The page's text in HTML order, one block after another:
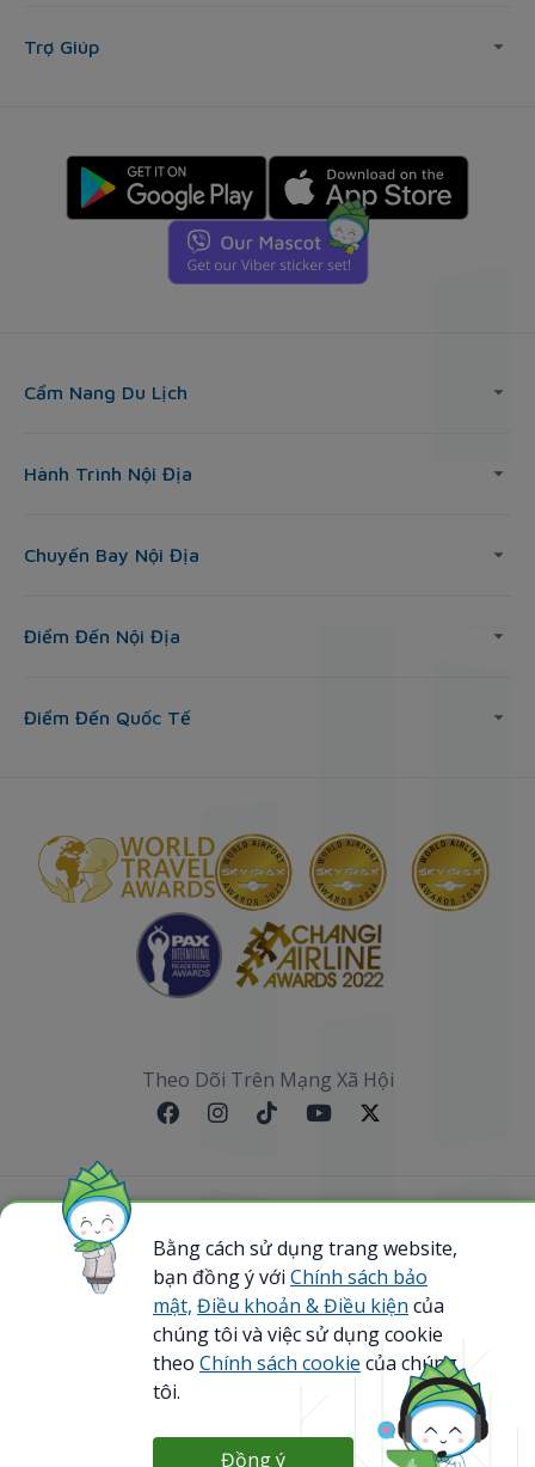
Trợ Giúp
Cẩm Nang Du Lịch
Hành Trình Nội Địa
Chuyến Bay Nội Địa
Điểm Đến Nội Địa
Điểm Đến Quốc Tế
Theo Dõi Trên Mạng Xã Hội
Sơ đồ website
@ 2023 Bamboo Airways Copyright. All Rights
Reserved.
Business Registration Code: 0107867370
Bằng cách sử dụng trang website,
bạn đồng ý với Chính sách bảo
mật, Điều khoản & Điều kiện của
chúng tôi và việc sử dụng cookie
theo Chính sách cookie của chúng
tôi.
Đồng ý